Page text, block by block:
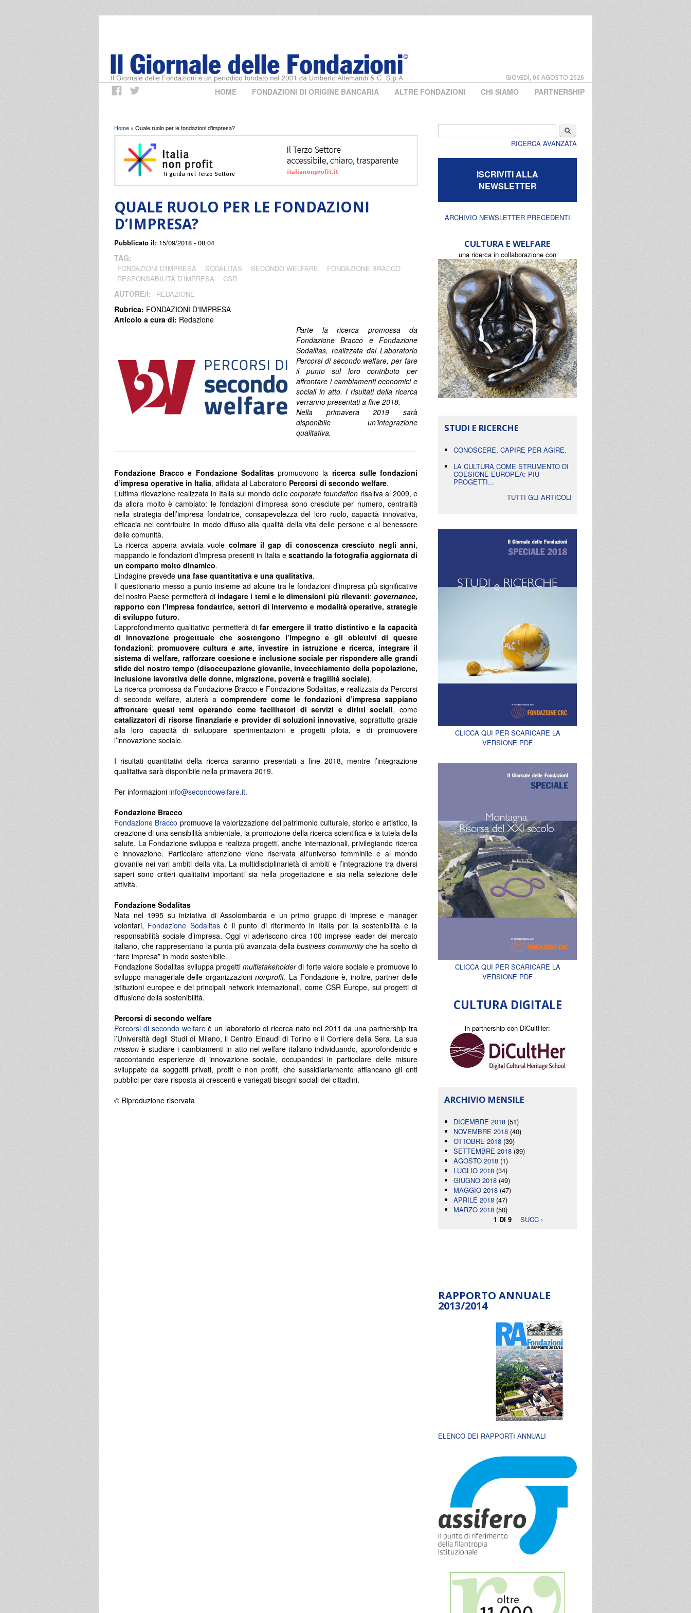
GIOVEDÌ, 06 AGOSTO 2026
HOME FONDAZIONI DI ORIGINE BANCARIA ALTRE FONDAZIONI CHI SIAMO PARTNERSHIP
Tu sei qui
Home » Quale ruolo per le fondazioni d’impresa?
QUALE RUOLO PER LE FONDAZIONI
D’IMPRESA?
Pubblicato il: 15/09/2018 - 08:04
TAG:
FONDAZIONI D'IMPRESA SODALITAS SECONDO WELFARE
FONDAZIONE BRACCO
RESPONSABILITÀ D’IMPRESA
CSR
AUTORE/I: REDAZIONE
Rubrica: FONDAZIONI D'IMPRESA
Articolo a cura di: Redazione
Parte la ricerca promossa da
Fondazione Bracco e Fondazione
Sodalitas, realizzata dal Laboratorio
Percorsi di secondo welfare, per fare
il punto sul loro contributo per
affrontare i cambiamenti economici e
sociali in atto. I risultati della ricerca
verranno presentati a fine 2018.
Nella primavera 2019 sarà
disponibile un’integrazione
qualitativa.
Fondazione Bracco e Fondazione Sodalitaspromuovono la ricerca sulle fondazioni
d’impresa operative in Italia, affidata al Laboratorio Percorsi di secondo welfare.
L’ultima rilevazione realizzata in Italia sul mondo dellecorporate foundation risaliva al 2009, e
da allora molto è cambiato: le fondazioni d’impresa sono cresciute per numero, centralità
nella strategia dell’impresa fondatrice, consapevolezza del loro ruolo, capacità innovativa,
efficacia nel contribuire in modo diffuso alla qualità della vita delle persone e al benessere
delle comunità.
La ricerca appena avviata vuole colmare il gap di conoscenza cresciuto negli anni,
mappando le fondazioni d’impresa presenti in Italia e scattando la fotografia aggiornata di
un comparto molto dinamico.
L’indagine prevede una fase quantitativa e una qualitativa.
Il questionario messo a punto insieme ad alcune tra le fondazioni d’impresa più significative
del nostro Paese permetterà di indagare i temi e le dimensioni più rilevanti:governance,
rapporto con l’impresa fondatrice, settori di intervento e modalità operative, strategie
di sviluppo futuro.
L’approfondimento qualitativo permetterà difar emergere il tratto distintivo e la capacità
di innovazione progettuale che sostengono l’impegno e gli obiettivi di queste
fondazioni:promuovere cultura e arte, investire in istruzione e ricerca, integrare il
sistema di welfare, rafforzare coesione e inclusione sociale per rispondere alle grandi
sfide del nostro tempo (disoccupazione giovanile, invecchiamento della popolazione,
inclusione lavorativa delle donne, migrazione, povertà e fragilità sociale).
La ricerca promossa da Fondazione Bracco e Fondazione Sodalitas, e realizzata da Percorsi
di secondo welfare, aiuterà a comprendere come le fondazioni d’impresa sappiano
affrontare questi temi operando come facilitatori di servizi e diritti sociali, come
catalizzatori di risorse finanziarie e provider di soluzioni innovative, soprattutto grazie
alla loro capacità di sviluppare sperimentazioni e progetti pilota, e di promuovere
l’innovazione sociale.
I risultati quantitativi della ricerca saranno presentati a fine 2018, mentre l’integrazione
qualitativa sarà disponibile nella primavera 2019.
Per informazioni info@secondowelfare.it.
Fondazione Bracco
Fondazione Bracco promuove la valorizzazione del patrimonio culturale, storico e artistico, la
creazione di una sensibilità ambientale, la promozione della ricerca scientifica e la tutela della
salute. La Fondazione sviluppa e realizza progetti, anche internazionali, privilegiando ricerca
e innovazione. Particolare attenzione viene riservata all'universo femminile e al mondo
giovanile nei vari ambiti della vita. La multidisciplinarietà di ambiti e l’integrazione tra diversi
saperi sono criteri qualitativi importanti sia nella progettazione e sia nella selezione delle
attività.
Fondazione Sodalitas
Nata nel 1995 su iniziativa di Assolombarda e un primo gruppo di imprese e manager
volontari, Fondazione Sodalitasè il punto di riferimento in Italia per la sostenibilità e la
responsabilità sociale d’impresa. Oggi vi aderiscono circa 100 imprese leader del mercato
italiano, che rappresentano la punta più avanzata dellabusiness communityche ha scelto di
“fare impresa” in modo sostenibile.
Fondazione Sodalitas sviluppa progettimultistakeholderdi forte valore sociale e promuove lo
sviluppo manageriale delle organizzazioninonprofit. La Fondazione è, inoltre, partner delle
istituzioni europee e dei principali network internazionali, come CSR Europe, sui progetti di
diffusione della sostenibilità.
Percorsi di secondo welfare
Percorsi di secondo welfareè un laboratorio di ricerca nato nel 2011 da una partnership tra
l’Università degli Studi di Milano, il Centro Einaudi di Torino e il Corriere della Sera. La sua
mission è studiare i cambiamenti in atto nel welfare italiano individuando, approfondendo e
raccontando esperienze di innovazione sociale, occupandosi in particolare delle misure
sviluppate da soggetti privati, profit e non profit, che sussidiariamente affiancano gli enti
pubblici per dare risposta ai crescenti e variegati bisogni sociali dei cittadini.
© Riproduzione riservata
Cerca
RICERCA AVANZATA
ISCRIVITI ALLA
NEWSLETTER
ARCHIVIO NEWSLETTER PRECEDENTI
CULTURA E WELFARE
una ricerca in collaborazione con
STUDI E RICERCHE
CONOSCERE, CAPIRE PER AGIRE.
LA CULTURA COME STRUMENTO DI
COESIONE EUROPEA: PIÙ
PROGETTI...
TUTTI GLI ARTICOLI
CLICCA QUI PER SCARICARE LA
VERSIONE PDF
CLICCA QUI PER SCARICARE LA
VERSIONE PDF
CULTURA DIGITALE
in partnership con DiCultHer:
ARCHIVIO MENSILE
DICEMBRE 2018 (51)
NOVEMBRE 2018 (40)
OTTOBRE 2018 (39)
SETTEMBRE 2018 (39)
AGOSTO 2018 (1)
LUGLIO 2018 (34)
GIUGNO 2018 (49)
MAGGIO 2018 (47)
APRILE 2018 (47)
MARZO 2018 (50)
1 DI 9
SUCC ›
RAPPORTO ANNUALE
2013/2014
ELENCO DEI RAPPORTI ANNUALI